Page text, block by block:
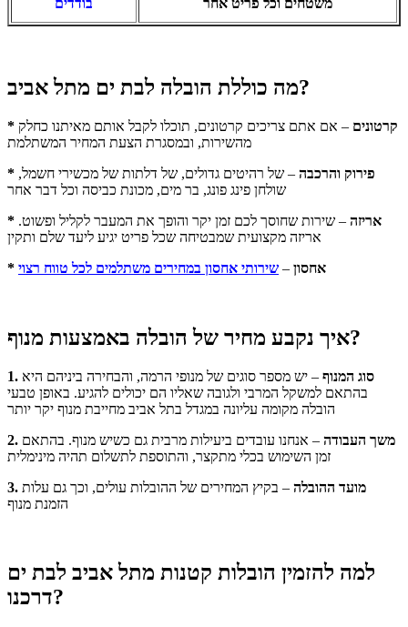
בודדים
משטחים וכל פריט אחר
מה כוללת הובלה לבת ים מתל אביב?
* קרטונים – אם אתם צריכים קרטונים, תוכלו לקבל אותם מאיתנו כחלק
מהשירות, ובמסגרת הצעת המחיר המשתלמת
* פירוק והרכבה – של רהיטים גדולים, של דלתות של מכשירי חשמל,
שולחן פינג פונג, בר מים, מכונת כביסה וכל דבר אחר
* אריזה – שירות שחוסך לכם זמן יקר והופך את המעבר לקליל ופשוט.
אריזה מקצועית שמבטיחה שכל פריט יגיע ליעד שלם ותקין
* אחסון – שירותי אחסון במחירים משתלמים לכל טווח רצוי
איך נקבע מחיר של הובלה באמצעות מנוף?
1. סוג המנוף – יש מספר סוגים של מנופי הרמה, והבחירה ביניהם היא
בהתאם למשקל המרבי ולגובה שאליו הם יכולים להגיע. באופן טבעי
הובלה מקומה עליונה במגדל בתל אביב מחייבת מנוף יקר יותר
2. משך העבודה – אנחנו עובדים ביעילות מרבית גם כשיש מנוף. בהתאם
זמן השימוש בכלי מתקצר, והתוספת לתשלום תהיה מינימלית
3. מועד ההובלה – בקיץ המחירים של ההובלות עולים, וכך גם עלות
הזמנת מנוף
למה להזמין הובלות קטנות מתל אביב לבת ים
דרכנו?